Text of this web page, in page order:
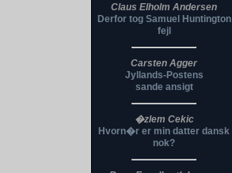
Claus Elholm Andersen
Derfor tog Samuel Huntington
fejl
Carsten Agger
Jyllands-Postens
sande ansigt
�zlem Cekic
Hvorn�r er min datter dansk
nok?